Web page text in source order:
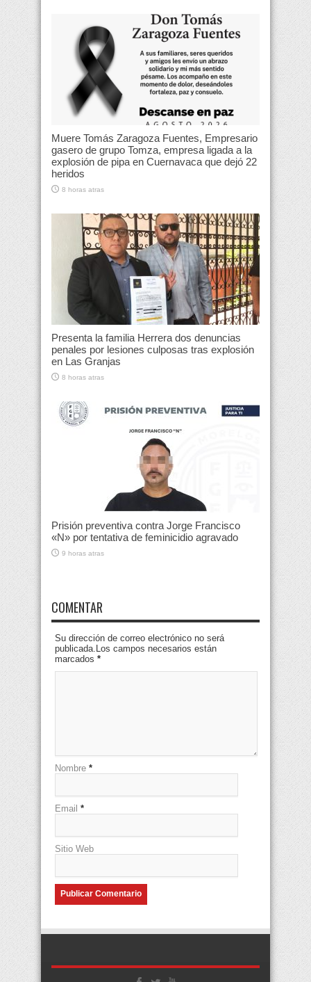
Muere Tomás Zaragoza Fuentes, Empresario
gasero de grupo Tomza, empresa ligada a la
explosión de pipa en Cuernavaca que dejó 22
heridos
8 horas atras
Presenta la familia Herrera dos denuncias
penales por lesiones culposas tras explosión
en Las Granjas
8 horas atras
Prisión preventiva contra Jorge Francisco
«N» por tentativa de feminicidio agravado
9 horas atras
COMENTAR
Su dirección de correo electrónico no será
publicada.Los campos necesarios están
marcados *
Nombre *
Email *
Sitio Web